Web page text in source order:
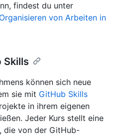
findest du unter
von Arbeiten in
Skills
können sich neue
sie mit GitHub Skills
in ihrem eigenen
Jeder Kurs stellt eine
die von der GitHub-